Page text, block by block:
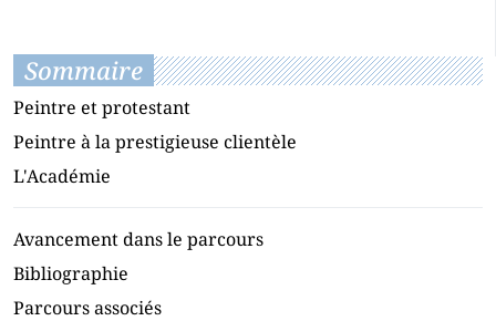
Sommaire
Peintre et protestant
Peintre à la prestigieuse clientèle
L'Académie
Avancement dans le parcours
Bibliographie
Parcours associés